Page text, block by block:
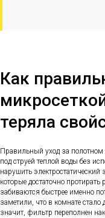
Как
теряла
Правильный уход за
под струей теплой воды без
нарушить электростатический
которые достаточно
забиваются быстрее именно
заметили, что в комнате
значит, фильтр переполнен